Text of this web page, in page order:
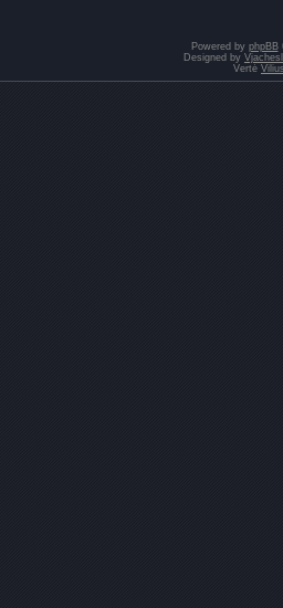
Powered by phpBB
Designed by
Vertė